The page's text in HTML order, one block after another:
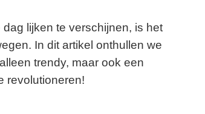
lijken te verschijnen, is het
In dit artikel onthullen we
trendy, maar ook een
revolutioneren!